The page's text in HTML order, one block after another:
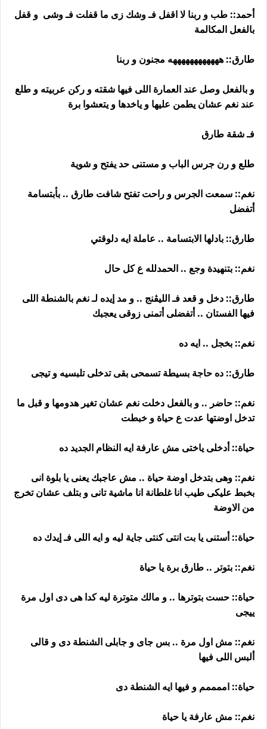
أحمد:: طب و ربنا لا اقفل فـ وشك زى ما قفلت فـ وشى و قفل
بالفعل المكالمة
طارق:: ههههههههههههه مجنون و ربنا
و بالفعل وصل عند العمارة اللى فيها شقته و ركن عربيته و طلع
عند نغم عشان يطمن عليها و ياخدها و يتعشوا برة
فـ شقة طارق
طلع و رن جرس الباب و مستنى حد يفتح و شوية
نغم:: سمعت الجرس و راحت تفتح شافت طارق .. بأبتسامة
أتفضل
طارق:: بادلها الابتسامة .. عاملة ايه دلوقتي
نغم:: بتنهيدة وجع .. الحمدلله ع كل حال
طارق:: دخل و قعد فـ الليڤنج .. و مد إيده لـ نغم بالشنطة اللى
فيها الفستان .. أتفضلى أتمنى زوقى يعجبك
نغم:: بخجل .. ايه ده
طارق:: ده حاجة بسيطة تسمحى بقى تدخلى تلبسيه و تيجى
نغم:: حاضر .. و بالفعل دخلت نغم عشان تغير هدومها و قبل ما
تدخل اوضتها عدت ع حياة و خبطت
حياة:: أدخلى ياختى مش عارفة ايه النظام الجديد ده
نغم:: وهى بتدخل اوضة حياة .. مش عاجبك يعنى يا بلوة انى
بخبط عليكى طيب انا غلطانة انا ماشية تانى و بتلف عشان تخرج
من الاوضة
حياة:: أستنى يا بت انتى كنتى جاية ليه و ايه اللى فـ إيدك ده
نغم:: بتوتر .. طارق برة يا حياة
حياة:: حست بتوترها .. و مالك متوترة ليه كدا هى دى اول مرة
ييجى
نغم:: مش اول مرة .. بس جاى و جابلى الشنطة دى و قالى
ألبس اللى فيها
حياة:: اممممم و فيها ايه الشنطة دى
نغم:: مش عارفة يا حياة